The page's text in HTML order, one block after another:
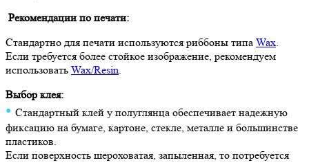
Рекомендации по печати:
Стандартно для печати используются риббоны типа Wax
Если требуется более стойкое изображение, рекомендуем
использовать Wax/Resin
Выбор клея:
• Стандартный клей у полуглянца обеспечивает надежную
фиксацию на бумаге, картоне, стекле, металле и большинстве
пластиков.
Если поверхность шероховатая, запыленная, то потребуется